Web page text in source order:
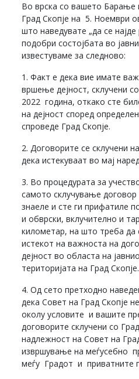
Во врска со вашето Барање
Град Скопје на 5. Ноември
што наведувате „да се
подобри состојбата во
известуваме за следново:
1. Факт е дека вие имате
вршење дејност, склучени
2022 година, откако сте
на дејност според
спроведе Град Скопје.
2. Договорите се склучени
дека истекуваат во мај
3. Во процедурата за
самото склучување договор
знаеле и сте ги прифатиле
и обврски, вклучително и
километар, на што треба да
истекот на важноста на
дејност во областа на
територијата на Град Скопје.
4. Од сето претходно
дека Совет на Град Скопје
околу условите и вашите
договорите склучени со
надлежност на Совет на
извршување на меѓусебно
меѓу Градот и приватните